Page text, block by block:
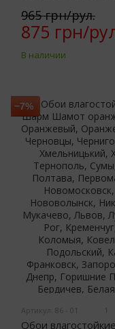
965 грн/рул.
875 грн/
В наличии
−7%
Артикул: 86 - 01 1
Обои